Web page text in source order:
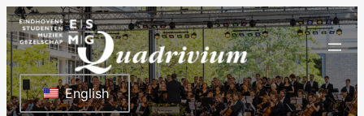
Ga
naar
de
inhoud
English